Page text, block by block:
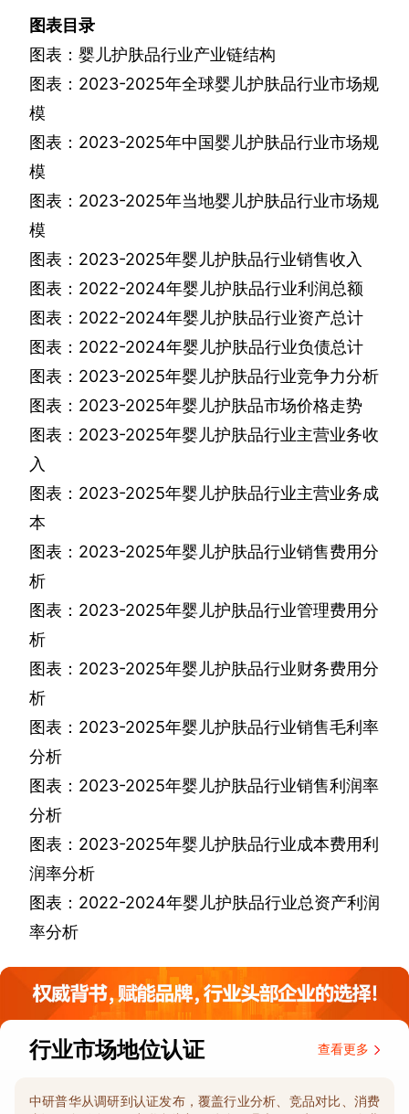
图表目录
图表：婴儿护肤品行业产业链结构
图表： 2023-2025年全球婴儿护肤品行业市场规
模
图表： 2023-2025年中国婴儿护肤品行业市场规
模
图表： 2023-2025年当地婴儿护肤品行业市场规
模
图表： 2023-2025年婴儿护肤品行业销售收入
图表： 2022-2024年婴儿护肤品行业利润总额
图表： 2022-2024年婴儿护肤品行业资产总计
图表： 2022-2024年婴儿护肤品行业负债总计
图表： 2023-2025年婴儿护肤品行业竞争力分析
图表： 2023-2025年婴儿护肤品市场价格走势
图表： 2023-2025年婴儿护肤品行业主营业务收
入
图表： 2023-2025年婴儿护肤品行业主营业务成
本
图表： 2023-2025年婴儿护肤品行业销售费用分
析
图表： 2023-2025年婴儿护肤品行业管理费用分
析
图表： 2023-2025年婴儿护肤品行业财务费用分
析
图表： 2023-2025年婴儿护肤品行业销售毛利率
分析
图表： 2023-2025年婴儿护肤品行业销售利润率
分析
图表： 2023-2025年婴儿护肤品行业成本费用利
润率分析
图表： 2022-2024年婴儿护肤品行业总资产利润
率分析
行业市场地位认证 查看更多
中研普华从调研到认证发布，覆盖行业分析、竞品对比、消费